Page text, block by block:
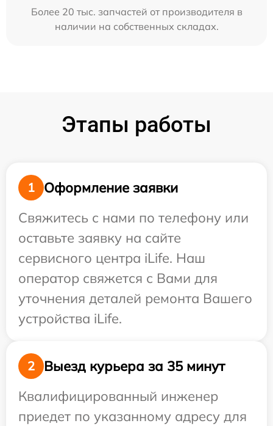
Более 20 тыс. запчастей от производителя в
наличии на собственных складах.
Этапы работы
1
Оформление заявки
Свяжитесь с нами по телефону или
оставьте заявку на сайте
сервисного центра iLife. Наш
оператор свяжется с Вами для
уточнения деталей ремонта Вашего
устройства iLife.
2
Выезд курьера за 35 минут
Квалифицированный инженер
приедет по указанному адресу для